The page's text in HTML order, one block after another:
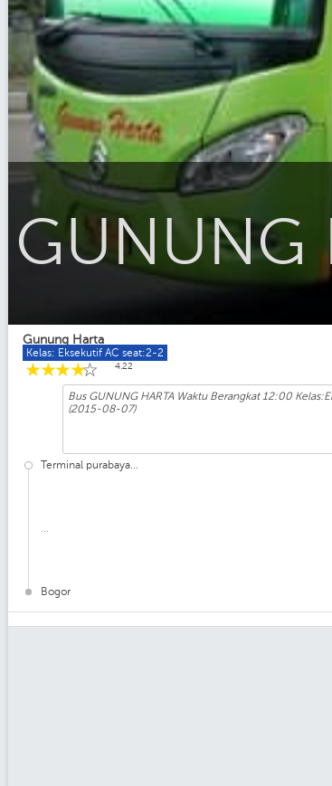
GUNUNG
Gunung Harta
Kelas: Eksekutif AC seat:2-2
☆
☆
☆
☆
☆ 4.22
Bus GUNUNG HARTA Waktu Berangkat 12:00
(2015-08-07)
Terminal purabaya...
Bogor